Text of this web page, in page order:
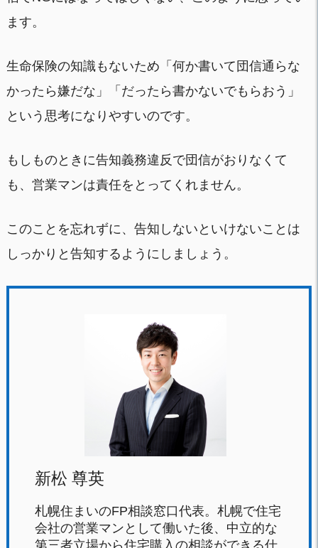
ます。
生命保険の知識もないため「何か書いて団信通らな
かったら嫌だな」「だったら書かないでもらおう」
という思考になりやすいのです。
もしものときに告知義務違反で団信がおりなくて
も、営業マンは責任をとってくれません。
このことを忘れずに、告知しないといけないことは
しっかりと告知するようにしましょう。
新松 尊英
札幌住まいのFP相談窓口代表。札幌で住宅
会社の営業マンとして働いた後、中立的な
第三者立場から住宅購入の相談ができる仕